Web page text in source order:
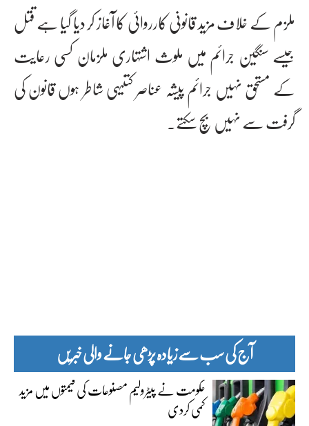
ملزم کے خلاف مزید قانونی کارروائی کا آغاز کر دیا گیا ہے قتل
جیسے سنگین جرائم میں ملوث اشتہاری ملزمان کسی رعایت
کے مستحق نہیں جرائم پیشہ عناصر کتنیہی شاطر ہوں قانون کی
گرفت سے نہیں بچ سکتے۔
آج کی سب سے زیادہ پڑھی جانے والی خبریں
حکومت نے پیٹرولیم مصنوعات کی قیمتوں میں مزید
کمی کردی